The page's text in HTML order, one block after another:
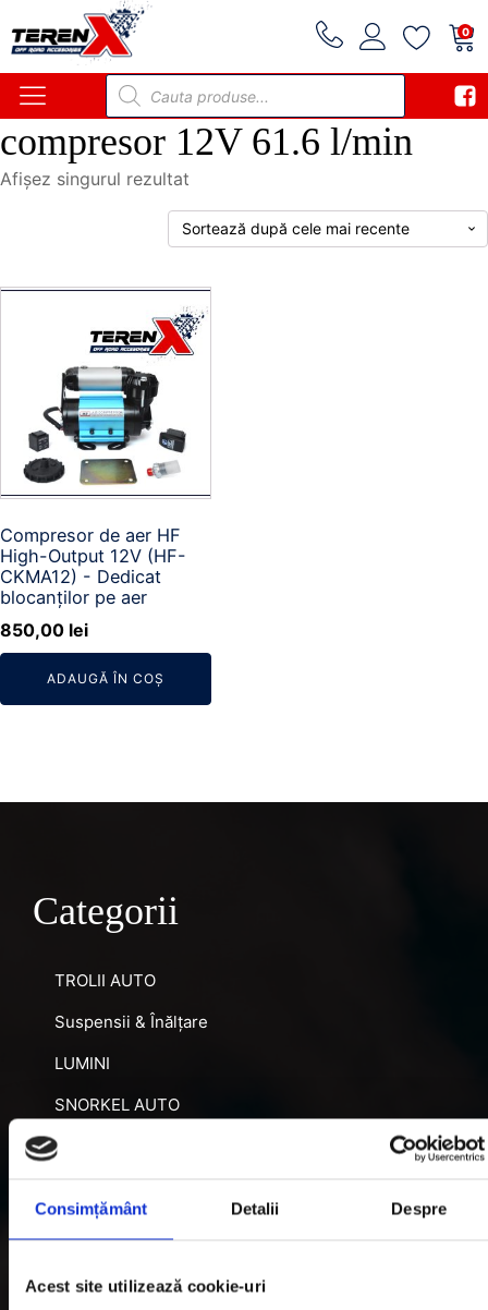
Consimțământ Detalii Despre
Acest site utilizează cookie-uri
0
Products
search
compresor 12V 61.6 l/min
Afișez singurul rezultat
Compresor de aer HF
High-Output 12V (HF-
CKMA12) - Dedicat
blocanților pe aer
850,00 lei
ADAUGĂ ÎN COȘ
Categorii
TROLII AUTO
Suspensii & Înălțare
LUMINI
SNORKEL AUTO
ACCESORII RECUPERARE